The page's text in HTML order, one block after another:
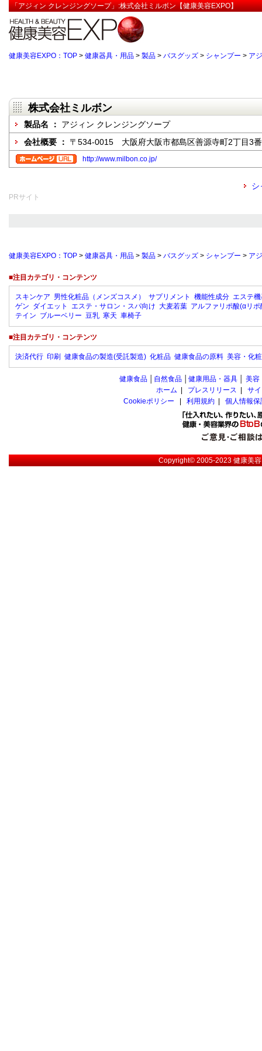
「アジィン クレンジングソープ」:株式会社ミルボン【健康美容EXPO】
健康美容EXPO：TOP > 健康器具・用品 > 製品 > バスグッズ > シャンプー > ア
株式会社ミルボン
製品名 ： アジィン クレンジングソープ
会社概要 ： 〒534-0015 大阪府大阪市都島区善源寺町2丁目3
http://www.milbon.co.jp/
シ
PRサイト
健康美容EXPO：TOP > 健康器具・用品 > 製品 > バスグッズ > シャンプー > ア
■注目カテゴリ・コンテンツ
スキンケア 男性化粧品（メンズコスメ） サプリメント 機能性成分 エステ
ゲン ダイエット エステ・サロン・スパ向け 大麦若葉 アルファリポ酸(αリポ
テイン ブルーベリー 豆乳 寒天 車椅子
■注目カテゴリ・コンテンツ
決済代行 印刷 健康食品の製造(受託製造) 化粧品 健康食品の原料 美容・化
健康食品 自然食品 健康用品・器具 美容
ホーム
プレスリリース
サ
Cookieポリシー
利用規約 個人情報
Copyright© 2005-2023健康美